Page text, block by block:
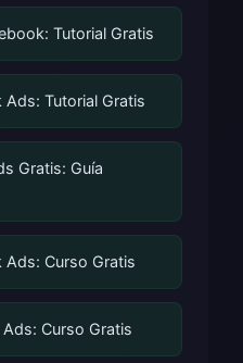
Tutorial Gratis
Tutorial Gratis
Gratis: Guía
Curso Gratis
Curso Gratis